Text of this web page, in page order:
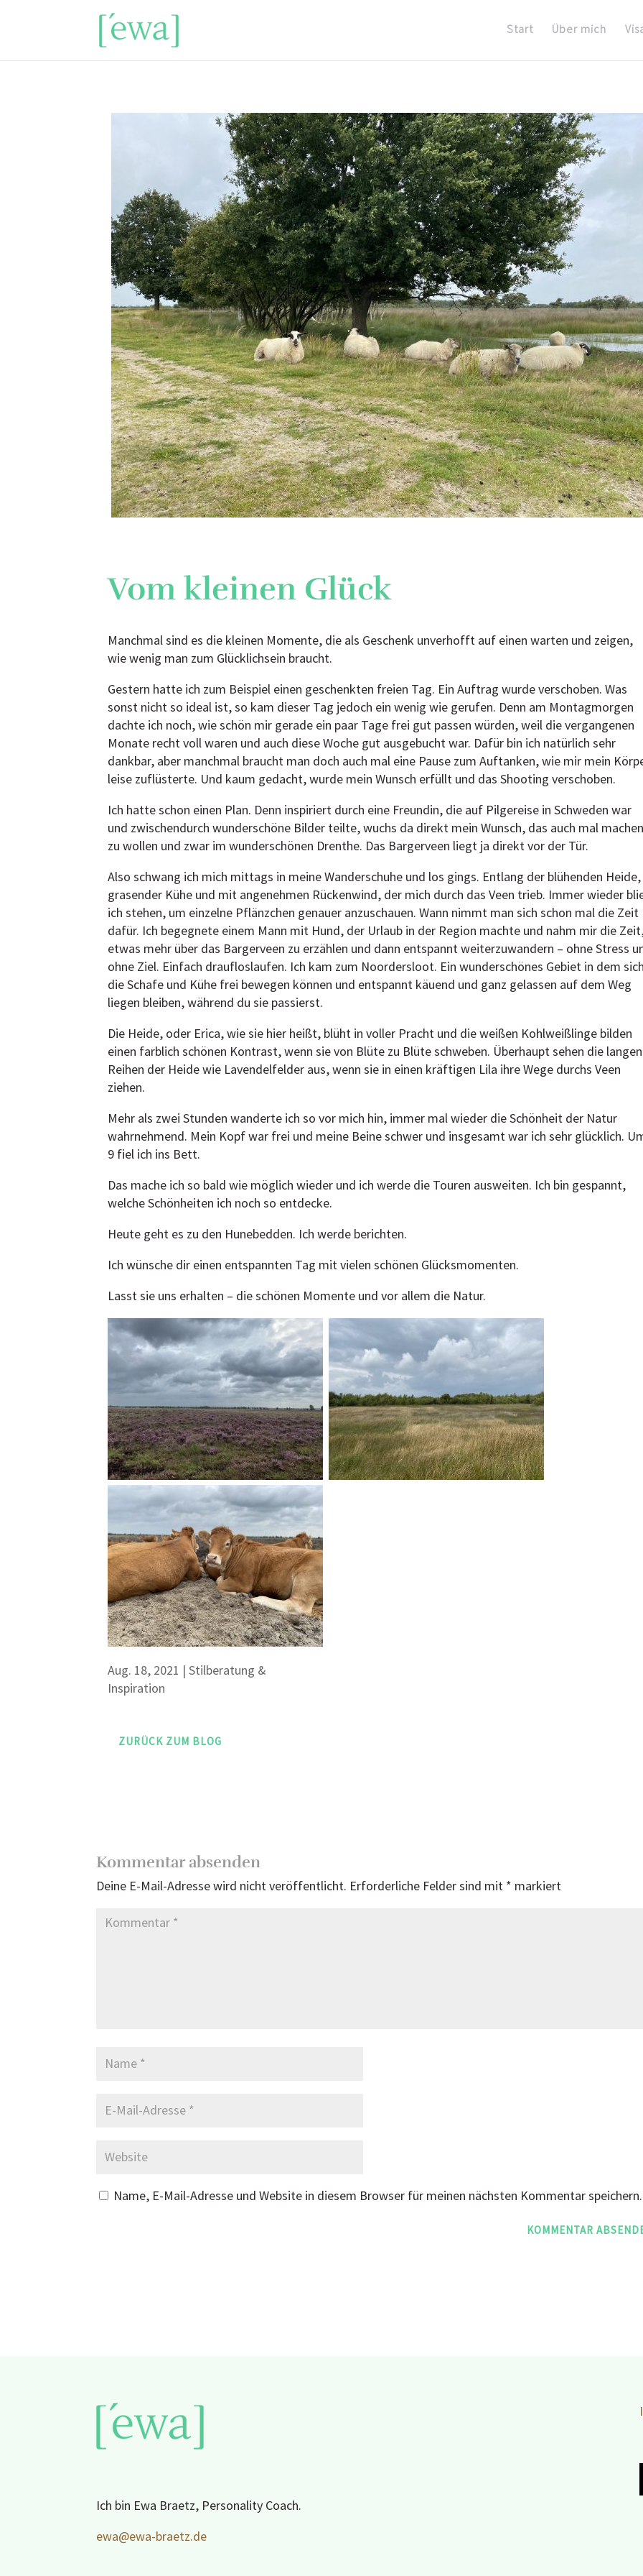
Start Über mich
Vom kleinen Glück
Manchmal sind es die kleinen Momente, die als Geschenk unverhofft auf einen warten und zeigen,
wie wenig man zum Glücklichsein braucht.
Gestern hatte ich zum Beispiel einen geschenkten freien Tag. Ein Auftrag wurde verschoben. Was
sonst nicht so ideal ist, so kam dieser Tag jedoch ein wenig wie gerufen. Denn am Montagmorgen
dachte ich noch, wie schön mir gerade ein paar Tage frei gut passen würden, weil die vergangenen
Monate recht voll waren und auch diese Woche gut ausgebucht war. Dafür bin ich natürlich sehr
dankbar, aber manchmal braucht man doch auch mal eine Pause zum Auftanken, wie mir mein
leise zuflüsterte. Und kaum gedacht, wurde mein Wunsch erfüllt und das Shooting verschoben.
Ich hatte schon einen Plan. Denn inspiriert durch eine Freundin, die auf Pilgereise in Schweden war
und zwischendurch wunderschöne Bilder teilte, wuchs da direkt mein Wunsch, das auch mal
zu wollen und zwar im wunderschönen Drenthe. Das Bargerveen liegt ja direkt vor der Tür.
Also schwang ich mich mittags in meine Wanderschuhe und los gings. Entlang der blühenden Heide,
grasender Kühe und mit angenehmen Rückenwind, der mich durch das Veen trieb. Immer wieder
ich stehen, um einzelne Pflänzchen genauer anzuschauen. Wann nimmt man sich schon mal die Zeit
dafür. Ich begegnete einem Mann mit Hund, der Urlaub in der Region machte und nahm mir die
etwas mehr über das Bargerveen zu erzählen und dann entspannt weiterzuwandern – ohne Stress
ohne Ziel. Einfach draufloslaufen. Ich kam zum Noordersloot. Ein wunderschönes Gebiet in dem
die Schafe und Kühe frei bewegen können und entspannt käuend und ganz gelassen auf dem Weg
liegen bleiben, während du sie passierst.
Die Heide, oder Erica, wie sie hier heißt, blüht in voller Pracht und die weißen Kohlweißlinge bilden
einen farblich schönen Kontrast, wenn sie von Blüte zu Blüte schweben. Überhaupt sehen die langen
Reihen der Heide wie Lavendelfelder aus, wenn sie in einen kräftigen Lila ihre Wege durchs Veen
ziehen.
Mehr als zwei Stunden wanderte ich so vor mich hin, immer mal wieder die Schönheit der Natur
wahrnehmend. Mein Kopf war frei und meine Beine schwer und insgesamt war ich sehr glücklich.
9 fiel ich ins Bett.
Das mache ich so bald wie möglich wieder und ich werde die Touren ausweiten. Ich bin gespannt,
welche Schönheiten ich noch so entdecke.
Heute geht es zu den Hunebedden. Ich werde berichten.
Ich wünsche dir einen entspannten Tag mit vielen schönen Glücksmomenten.
Lasst sie uns erhalten – die schönen Momente und vor allem die Natur.
Aug. 18, 2021 |Stilberatung &
Inspiration
ZURÜCK ZUM BLOG
Kommentar absenden
Deine E-Mail-Adresse wird nicht veröffentlicht. Erforderliche Felder sind mit * markiert
Name, E-Mail-Adresse und Website in diesem Browser für meinen nächsten Kommentar speichern.
Ich bin Ewa Braetz, Personality Coach.
ewa@ewa-braetz.de